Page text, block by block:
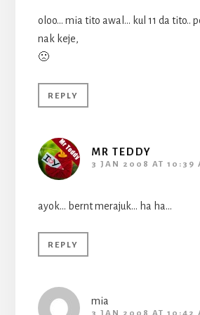
oloo… mia tito awal… kul 11 da tito..
nak keje,
🙁
REPLY
MR TEDDY
3 JAN 2008 AT 10:39
ayok… bernt merajuk… ha ha…
REPLY
mia
3 JAN 2008 AT 10:42